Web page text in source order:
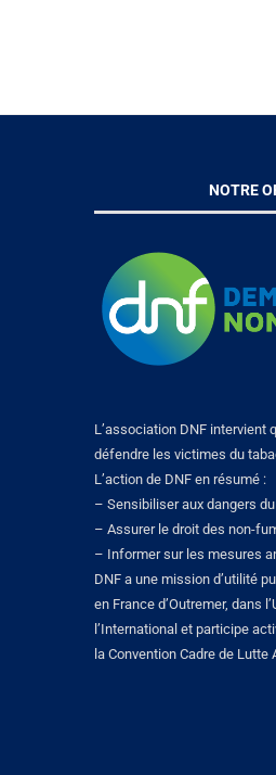
NOTRE
L’association DNF intervient
défendre les victimes du
L’action de DNF en résumé :
– Sensibiliser aux dangers
– Assurer le droit des non-
– Informer sur les mesures
DNF a une mission d’utilité
en France d’Outremer, dans
l’International et participe
la Convention Cadre de Lutte